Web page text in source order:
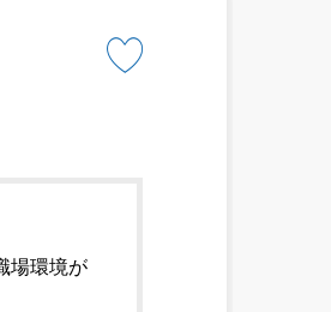
場環境が